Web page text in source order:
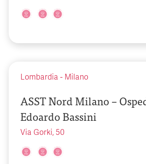
Lombardia - Milano
ASST Nord Milano –
Edoardo Bassini
Via Gorki, 50